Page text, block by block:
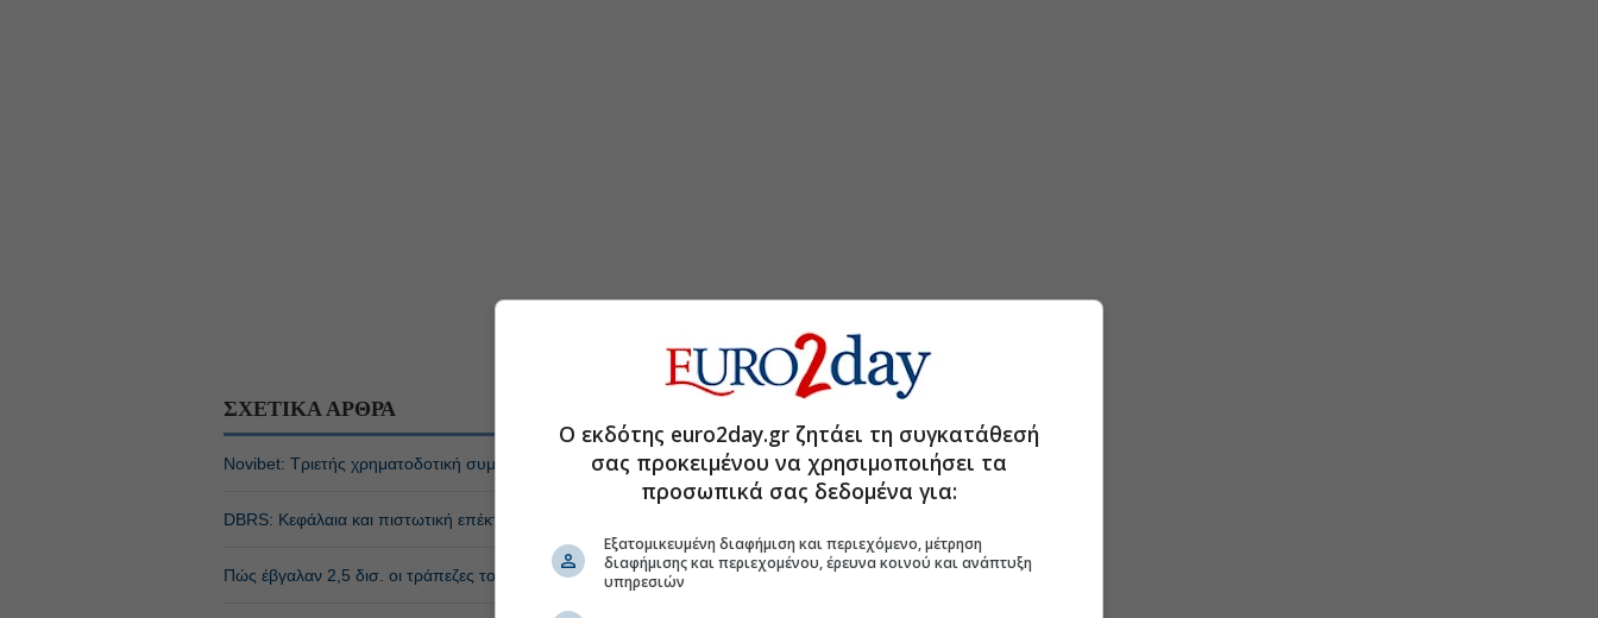
ΣΧΕΤΙΚΑ ΑΡΘΡΑ Περισσότερα για τη Μετοχή
Novibet: Τριετής χρηματοδοτική συμφωνία με την Alpha Bank (11:35 06/08/2026)
DBRS: Κεφάλαια και πιστωτική επέκταση θωρακίζουν τις ελληνικές τράπεζες
Πώς έβγαλαν 2,5 δισ. οι τράπεζες το πρώτο εξάμηνο
Ο εκδότης euro2day.gr ζητάει τη συγκατάθεσή
σας προκειμένου να χρησιμοποιήσει τα
προσωπικά σας δεδομένα για:
Εξατομικευμένη διαφήμιση και περιεχόμενο, μέτρηση
διαφήμισης και περιεχομένου, έρευνα κοινού και ανάπτυξη
υπηρεσιών